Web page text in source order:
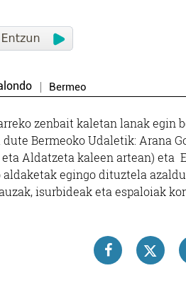
Bermeo
zenbait kaletan lanak egin
Bermeoko Udaletik: Arana
Aldatzeta kaleen artean) eta
egingo dituztela azaldu
isurbideak eta espaloiak